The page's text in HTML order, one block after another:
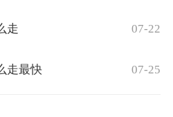
走 07-22
走最快 07-25